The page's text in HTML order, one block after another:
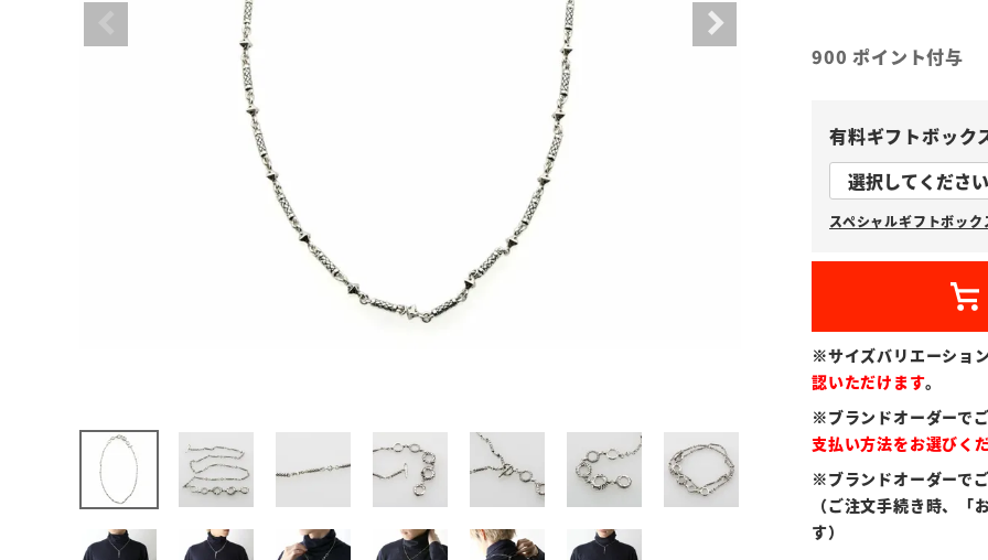
900 ポイント付与
有料ギフトボック
スペシャルギフトボッ
※サイズバリエーション
認いただけます。
※ブランドオーダーでご
支払い方法をお選びく
※ブランドオーダーでご
（ご注文手続き時、
す）